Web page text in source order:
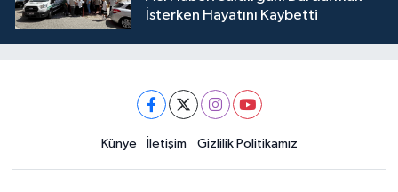
İsterken Hayatını Kaybetti
Künye İletişim Gizlilik Politikamız